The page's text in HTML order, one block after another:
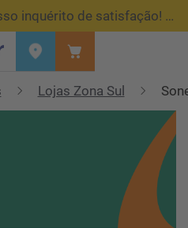
Está a decorrer o nosso inquérito de satisfação!
Lojas Zona Sul